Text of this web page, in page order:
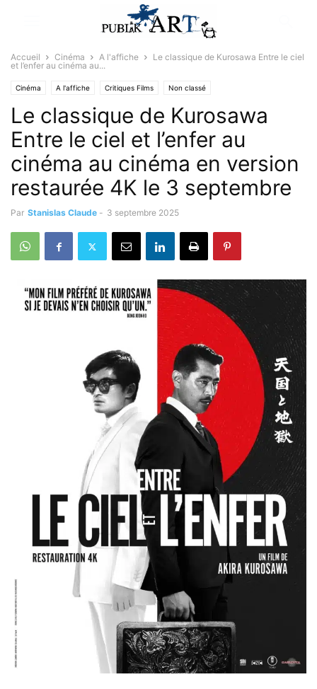
Accueil Cinéma A l'affiche
Le classique de Kurosawa Entre le ciel
et l’enfer au cinéma au...
Cinéma A l'affiche Critiques Films Non classé
Le classique de Kurosawa
Entre le ciel et l’enfer au
cinéma au cinéma en version
restaurée 4K le 3 septembre
Par Stanislas Claude - 3 septembre 2025